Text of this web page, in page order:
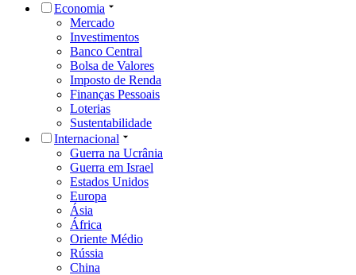
Economia
Mercado
Investimentos
Banco Central
Bolsa de Valores
Imposto de Renda
Finanças Pessoais
Loterias
Sustentabilidade
Internacional
Guerra na Ucrânia
Guerra em Israel
Estados Unidos
Europa
Ásia
África
Oriente Médio
Rússia
China